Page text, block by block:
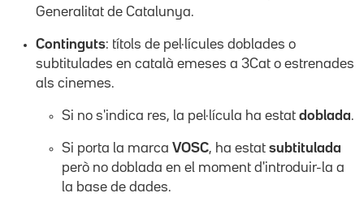
Generalitat de Catalunya.
Continguts: títols de pel·lícules doblades o
subtitulades en català emeses a 3Cat o estrenades
als cinemes.
Si no s'indica res, la pel·lícula ha estat doblada.
Si porta la marca VOSC, ha estat subtitulada
però no doblada en el moment d'introduir-la a
la base de dades.